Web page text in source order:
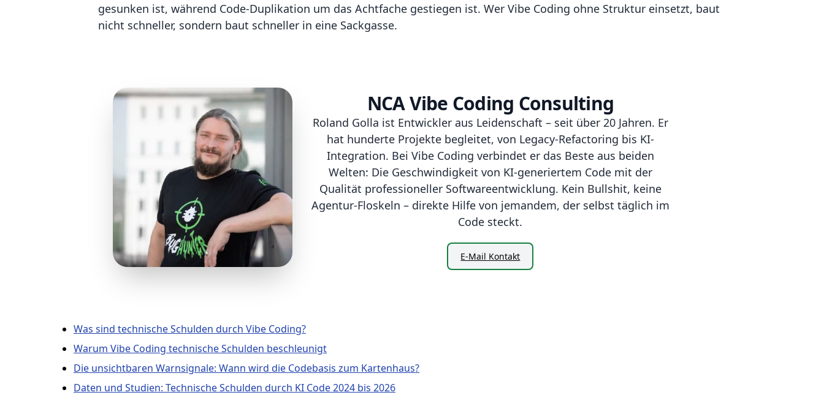
gesunken ist, während Code-Duplikation um das Achtfache gestiegen ist. Wer Vibe Coding ohne Struktur einsetzt, baut
nicht schneller, sondern baut schneller in eine Sackgasse.
NCA Vibe Coding Consulting
Roland Golla ist Entwickler aus Leidenschaft – seit über 20 Jahren. Er
hat hunderte Projekte begleitet, von Legacy-Refactoring bis KI-
Integration. Bei Vibe Coding verbindet er das Beste aus beiden
Welten: Die Geschwindigkeit von KI-generiertem Code mit der
Qualität professioneller Softwareentwicklung. Kein Bullshit, keine
Agentur-Floskeln – direkte Hilfe von jemandem, der selbst täglich im
Code steckt.
E-Mail Kontakt
Was sind technische Schulden durch Vibe Coding?
Warum Vibe Coding technische Schulden beschleunigt
Die unsichtbaren Warnsignale: Wann wird die Codebasis zum Kartenhaus?
Daten und Studien: Technische Schulden durch KI Code 2024 bis 2026